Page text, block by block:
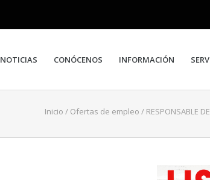
NOTICIAS CONÓCENOS INFORMACIÓN
Inicio / Ofertas de empleo / RESPONSABLE